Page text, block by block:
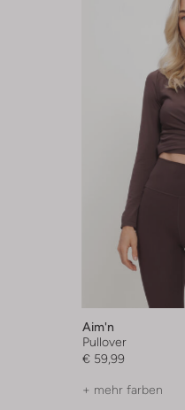
Aim'n
Pullover
€ 59,99
+ mehr farben